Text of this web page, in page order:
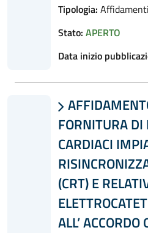
Tipologia: Affidamenti
Stato: APERTO
Data inizio

FORNITURA DI
CARDIACI
(CRT) E
ALL’